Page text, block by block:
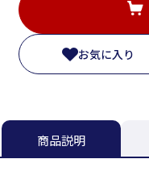
お気に入り
商品説明